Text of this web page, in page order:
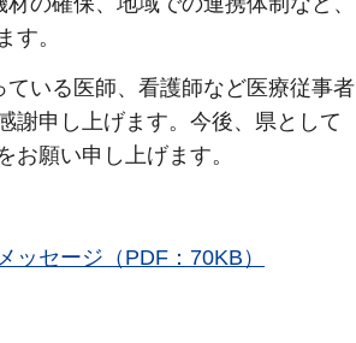
す。
いる医師、看護師など医療従事者
謝申し上げます。今後、県として
願い申し上げます。
ッセージ（PDF：70KB）